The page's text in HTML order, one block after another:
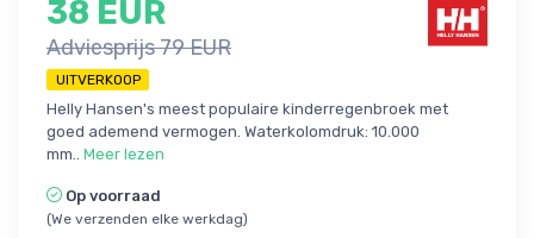
38 EUR
Adviesprijs 79 EUR
UITVERKOOP
Helly Hansen's meest populaire kinderregenbroek met
goed ademend vermogen. Waterkolomdruk: 10.000
mm.. Meer lezen
Op voorraad
(We verzenden elke werkdag)